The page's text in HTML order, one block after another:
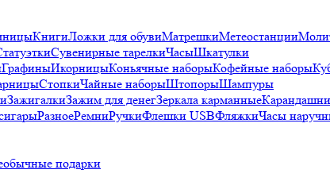
КнигиЛожки для обувиМатрешкиМетеостанции
Сувенирные тарелкиЧасыШкатулки
ГрафиныИкорницыКоньячные наборыКофейные наборы
СтопкиЧайные наборыШтопорыШампуры
ЗажигалкиЗажим для денегЗеркала карманные
РазноеРемниРучкиФлешки USBФляжкиЧасы
подарки